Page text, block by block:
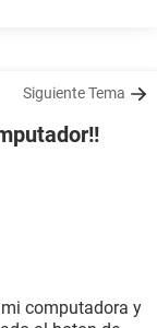
Siguiente Tema
computadora y